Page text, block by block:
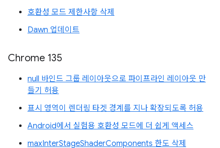
호환성 모드 제한사항 삭제
Dawn 업데이트
Chrome 135
null 바인드 그룹 레이아웃으로 파이프라인 레이아웃 만
들기 허용
표시 영역이 렌더링 타겟 경계를 지나 확장되도록 허용
Android에서 실험용 호환성 모드에 더 쉽게 액세스
maxInterStageShaderComponents 한도 삭제